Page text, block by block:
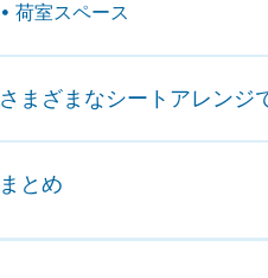
荷室スペース
さまざまなシートアレンジ
まとめ